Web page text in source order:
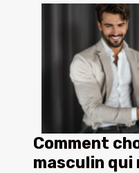
Comment
masculin